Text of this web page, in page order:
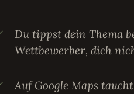
Du tippst dein Thema
Wettbewerber, dich
Auf Google Maps